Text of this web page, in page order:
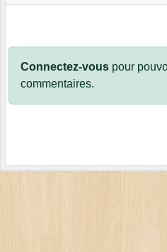
Connectez-vous pour
commentaires.